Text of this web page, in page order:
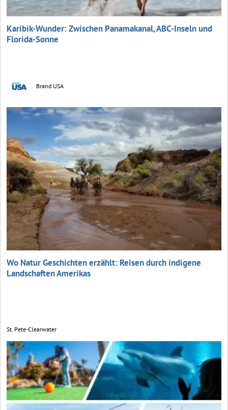
Karibik-Wunder: Zwischen Panamakanal, ABC-Inseln und
Florida-Sonne
Brand USA
Wo Natur Geschichten erzählt: Reisen durch indigene
Landschaften Amerikas
St. Pete-Clearwater